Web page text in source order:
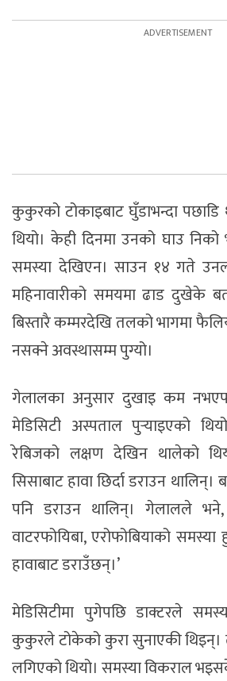
कुकुरको टोकाइबाट घुँडाभन्दा पछाडि
थियो। केही दिनमा उनको घाउ
समस्या देखिएन। साउन १४ गते
महिनावारीको समयमा ढाड दुखेके
बिस्तारै कम्मरदेखि तलको भागमा
नसक्ने अवस्थासम्म पुग्यो।
गेलालका अनुसार दुखाइ कम
मेडिसिटी अस्पताल पुर्‍याइएको
रेबिजको लक्षण देखिन थालेको
सिसाबाट हावा छिर्दा डराउन थालिन्।
पनि डराउन थालिन्। गेलालले भने,
वाटरफोयिबा, एरोफोबियाको
हावाबाट डराउँछन्।’
मेडिसिटीमा पुगेपछि डाक्टरले
कुकुरले टोकेको कुरा सुनाएकी
लगिएको थियो। समस्या विकराल